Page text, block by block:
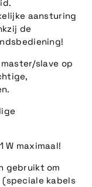
aansturing
de
slave op
W maximaal!
gebruikt om
kabels